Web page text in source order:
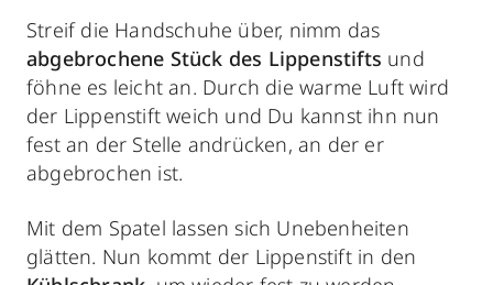
Streif die Handschuhe über, nimm das
abgebrochene Stück des Lippenstifts und
föhne es leicht an. Durch die warme Luft wird
der Lippenstift weich und Du kannst ihn nun
fest an der Stelle andrücken, an der er
abgebrochen ist.
Mit dem Spatel lassen sich Unebenheiten
glätten. Nun kommt der Lippenstift in den